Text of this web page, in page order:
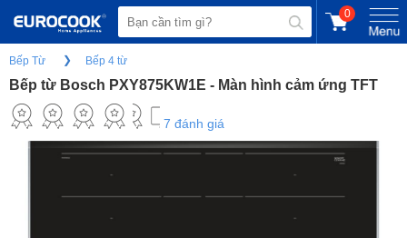
0
Bếp Từ Bếp 4 từ
Bếp từ Bosch PXY875KW1E - Màn hình cảm ứng TFT
7 đánh giá